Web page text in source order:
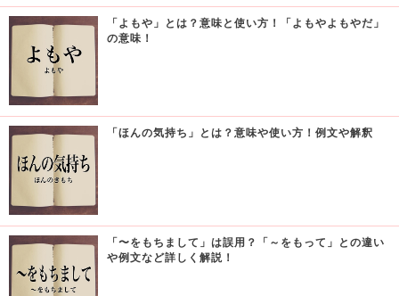
「よもや」とは？意味と使い方！「よもやよもやだ」
の意味！
「ほんの気持ち」とは？意味や使い方！例文や解釈
「〜をもちまして」は誤用？「～をもって」との違い
や例文など詳しく解説！